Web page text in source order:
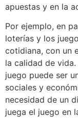
apuestas y en la
Por ejemplo, en
loterías y los
cotidiana, con un
la calidad de
juego puede ser
sociales y
necesidad de un
juega el juego en